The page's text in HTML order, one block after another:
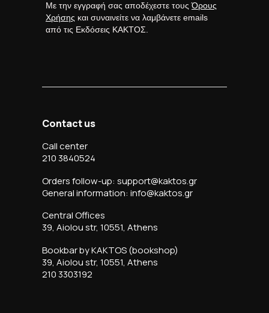
Με την εγγραφή σας αποδέχεστε τουςΌρους
Χρήσης και συναινείτε να λαμβάνετε emails
από τις Εκδόσεις ΚΑΚΤΟΣ.
Contact us
Call center
210 3840524
Orders follow-up: support@kaktos.gr
General information: info@kaktos.gr
Central Offices
39, Aiolou str, 10551, Athens
Bookbar by KAKTOS (bookshop)
39, Aiolou str, 10551, Athens
210 3303192